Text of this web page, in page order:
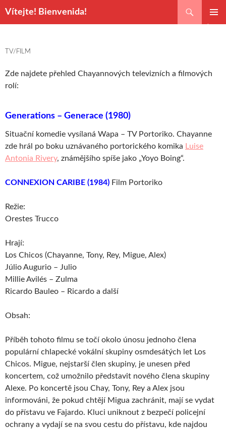
Vítejte! Bienvenida!
WEBU
TV/FILM
Zde najdete přehled Chayannových televizních a filmových
rolí:
Generations – Generace (1980)
Situační komedie vysílaná Wapa – TV Portoriko. Chayanne
zde hrál po boku uznávaného portorického komika Luise
Antonia Rivery, známějšího spíše jako „Yoyo Boing“.
CONNEXION CARIBE (1984) Film Portoriko
Režie:
Orestes Trucco
Hrají:
Los Chicos (Chayanne, Tony, Rey, Migue, Alex)
Júlio Augurio – Julio
Millie Avilés – Zulma
Ricardo Bauleo – Ricardo a další
Obsah:
Příběh tohoto filmu se točí okolo únosu jednoho člena
populární chlapecké vokální skupiny osmdesátých let Los
Chicos. Migue, nejstarší člen skupiny, je unesen před
koncertem, což umožnilo představit nového člena skupiny
Alexe. Po koncertě jsou Chay, Tony, Rey a Alex jsou
informováni, že pokud chtějí Migua zachránit, mají se vydat
do přístavu ve Fajardo. Kluci uniknout z bezpečí policejní
ochrany a vydají se na svou cestu do přístavu, kde najdou